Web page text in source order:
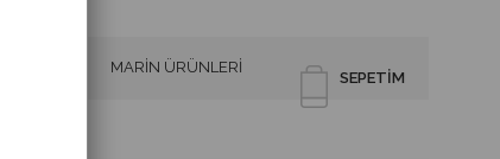
SEPETIM
MARİN ÜRÜNLERİ